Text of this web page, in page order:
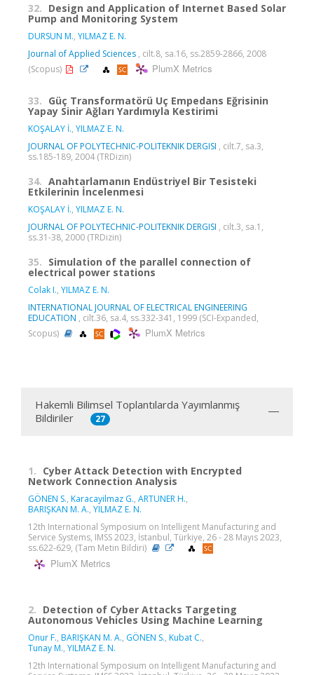
32. Design and Application of Internet Based Solar
Pump and Monitoring System
DURSUN M., YILMAZ E. N.
Journal of Applied Sciences , cilt.8, sa.16, ss.2859-2866, 2008
(Scopus)
PlumX Metrics
33. Güç Transformatörü Uç Empedans Eğrisinin
Yapay Sinir Ağları Yardımıyla Kestirimi
KOŞALAY İ., YILMAZ E. N.
JOURNAL OF POLYTECHNIC-POLITEKNIK DERGISI , cilt.7, sa.3,
ss.185-189, 2004 (TRDizin)
34. Anahtarlamanın Endüstriyel Bir Tesisteki
Etkilerinin İncelenmesi
KOŞALAY İ., YILMAZ E. N.
JOURNAL OF POLYTECHNIC-POLITEKNIK DERGISI , cilt.3, sa.1,
ss.31-38, 2000 (TRDizin)
35. Simulation of the parallel connection of
electrical power stations
Colak I., YILMAZ E. N.
INTERNATIONAL JOURNAL OF ELECTRICAL ENGINEERING
EDUCATION , cilt.36, sa.4, ss.332-341, 1999 (SCI-Expanded,
Scopus)
PlumX Metrics
Hakemli Bilimsel Toplantılarda Yayımlanmış
Bildiriler
27
1. Cyber Attack Detection with Encrypted
Network Connection Analysis
GÖNEN S., Karacayilmaz G., ARTUNER H.,
BARIŞKAN M. A., YILMAZ E. N.
12th International Symposium on Intelligent Manufacturing and
Service Systems, IMSS 2023, İstanbul, Türkiye, 26 - 28 Mayıs 2023,
ss.622-629, (Tam Metin Bildiri)
PlumX Metrics
2. Detection of Cyber Attacks Targeting
Autonomous Vehicles Using Machine Learning
Onur F., BARIŞKAN M. A., GÖNEN S., Kubat C.,
Tunay M., YILMAZ E. N.
12th International Symposium on Intelligent Manufacturing and